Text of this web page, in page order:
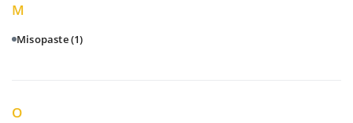
M
Misopaste(1)
O